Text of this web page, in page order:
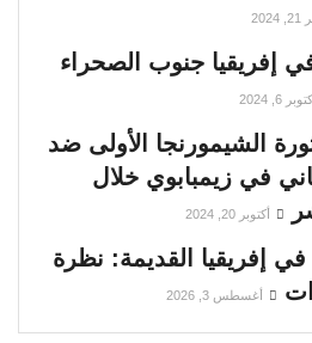
إفريقيا جنوب الصحراء
6, 2024
الشيمورنجا الأولى ضد
في زيمبابوي خلال
أكتوبر 20, 2024
في إفريقيا القديمة: نظرة
أغسطس 3, 2026